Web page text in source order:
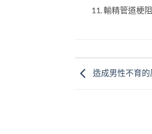
11. 輸精管道梗阻
造成男性不育